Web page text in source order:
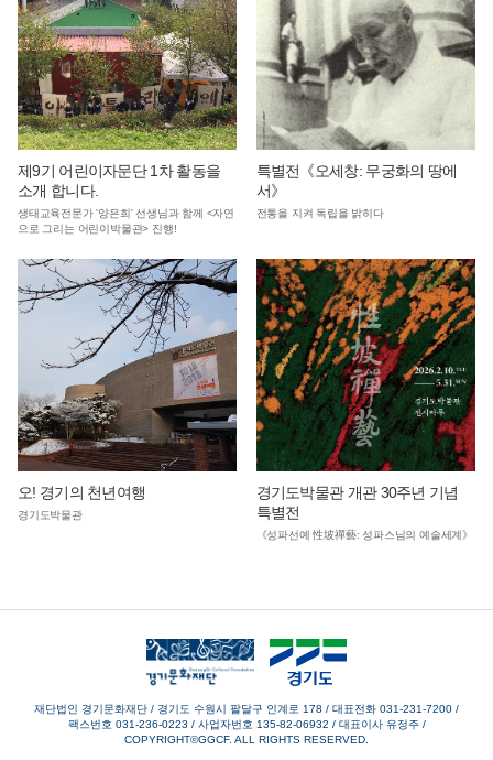
제9기 어린이자문단 1차 활동을
소개 합니다.
생태교육전문가 '양은희' 선생님과 함께 <자연
으로 그리는 어린이박물관> 진행!
특별전《오세창: 무궁화의 땅에
서》
전통을 지켜 독립을 밝히다
오! 경기의 천년여행
경기도박물관
경기도박물관 개관 30주년 기념
특별전
《성파선예 性坡禪藝: 성파스님의 예술세계》
재단법인 경기문화재단 / 경기도 수원시 팔달구 인계로 178 / 대표전화 031-231-7200 /
팩스번호 031-236-0223 / 사업자번호 135-82-06932 / 대표이사 유정주/
COPYRIGHT©GGCF. ALL RIGHTS RESERVED.